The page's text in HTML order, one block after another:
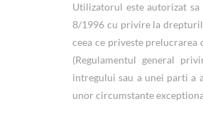
Utilizatorul este autorizat
8/1996 cu privire la
ceea ce priveste
(Regulamentul general
intregului sau a unei parti a
unor circumstante